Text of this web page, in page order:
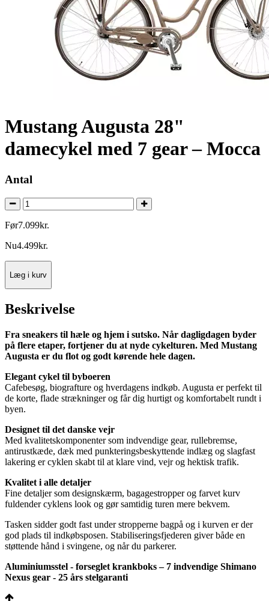
Mustang Augusta 28"
damecykel med 7 gear – Mocca
Antal
Før7.099kr.
Nu4.499kr.
Læg i kurv
Beskrivelse
Fra sneakers til hæle og hjem i sutsko. Når dagligdagen byder
på flere etaper, fortjener du at nyde cykelturen. Med Mustang
Augusta er du flot og godt kørende hele dagen.
Elegant cykel til byboeren
Cafebesøg, biografture og hverdagens indkøb. Augusta er perfekt til
de korte, flade strækninger og får dig hurtigt og komfortabelt rundt i
byen.
Designet til det danske vejr
Med kvalitetskomponenter som indvendige gear, rullebremse,
antirustkæde, dæk med punkteringsbeskyttende indlæg og slagfast
lakering er cyklen skabt til at klare vind, vejr og hektisk trafik.
Kvalitet i alle detaljer
Fine detaljer som designskærm, bagagestropper og farvet kurv
fuldender cyklens look og gør samtidig turen mere bekvem.
Tasken sidder godt fast under stropperne bagpå og i kurven er der
god plads til indkøbsposen. Stabiliseringsfjederen giver både en
støttende hånd i svingene, og når du parkerer.
Aluminiumsstel - forseglet krankboks – 7 indvendige Shimano
Nexus gear - 25 års stelgaranti